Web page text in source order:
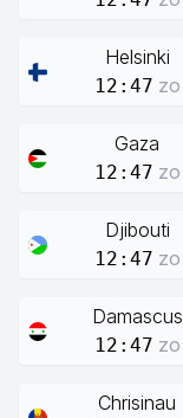
Helsinki
12:47 zo
Gaza
12:47 zo
Djibouti
12:47 zo
Damascus
12:47 zo
Chrisinau